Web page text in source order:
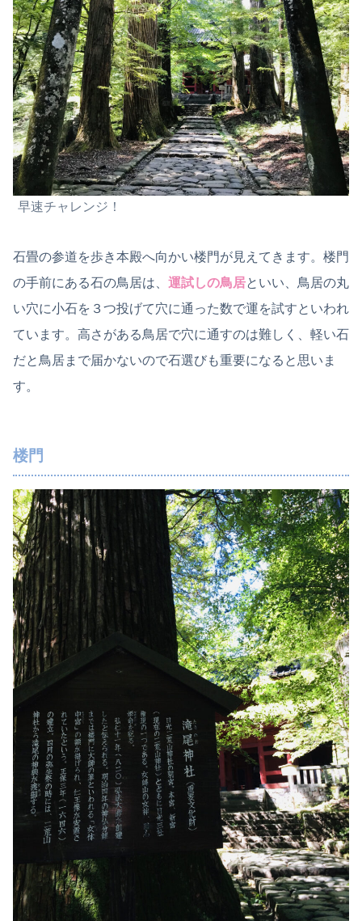
早速チャレンジ！
石畳の参道を歩き本殿へ向かい楼門が見えてきます。楼門
の手前にある石の鳥居は、 運試しの鳥居といい、鳥居の丸
い穴に小石を３つ投げて穴に通った数で運を試すといわれ
ています。高さがある鳥居で穴に通すのは難しく、軽い石
だと鳥居まで届かないので石選びも重要になると思いま
す。
楼門